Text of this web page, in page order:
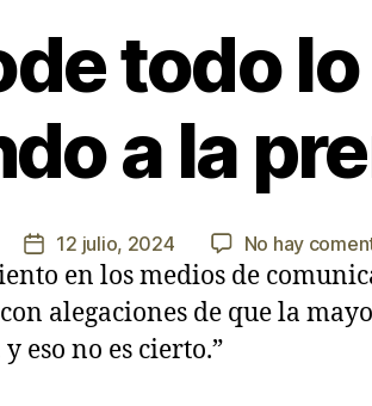
todo
a la
Fecha
de
la
entrada
12 julio, 2024 No hay
en los medios de
alegaciones de que la
eso no es cierto.”